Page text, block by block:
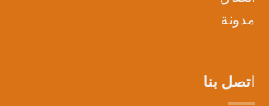
مدونة
اتصل بنا